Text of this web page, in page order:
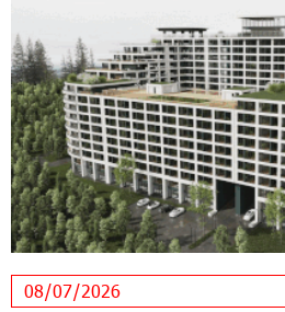
21:41:25 6-08-2026
Վթար Լոռու
վարորդին դուրս են
21:23:57 6-08-2026
Երևանում
կլինի
21:10:46 6-08-2026
Օգոստոսի 7-ին՝
Կաթողիկոսի